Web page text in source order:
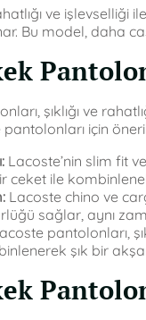
ve işlevselliği
Bu model, daha
şıklığı ve
için
Lacoste’nin slim fit
ceket ile
Lacoste chino ve
sağlar, aynı
pantolonları,
şık bir